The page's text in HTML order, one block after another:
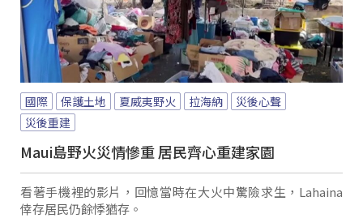
國際 保護土地 夏威夷野火 拉海納
災後心聲
災後重建
Maui島野火災情慘重 居民齊心重建家園
看著手機裡的影片，回憶當時在大火中驚險求生，Lahaina
倖存居民仍餘悸猶存。